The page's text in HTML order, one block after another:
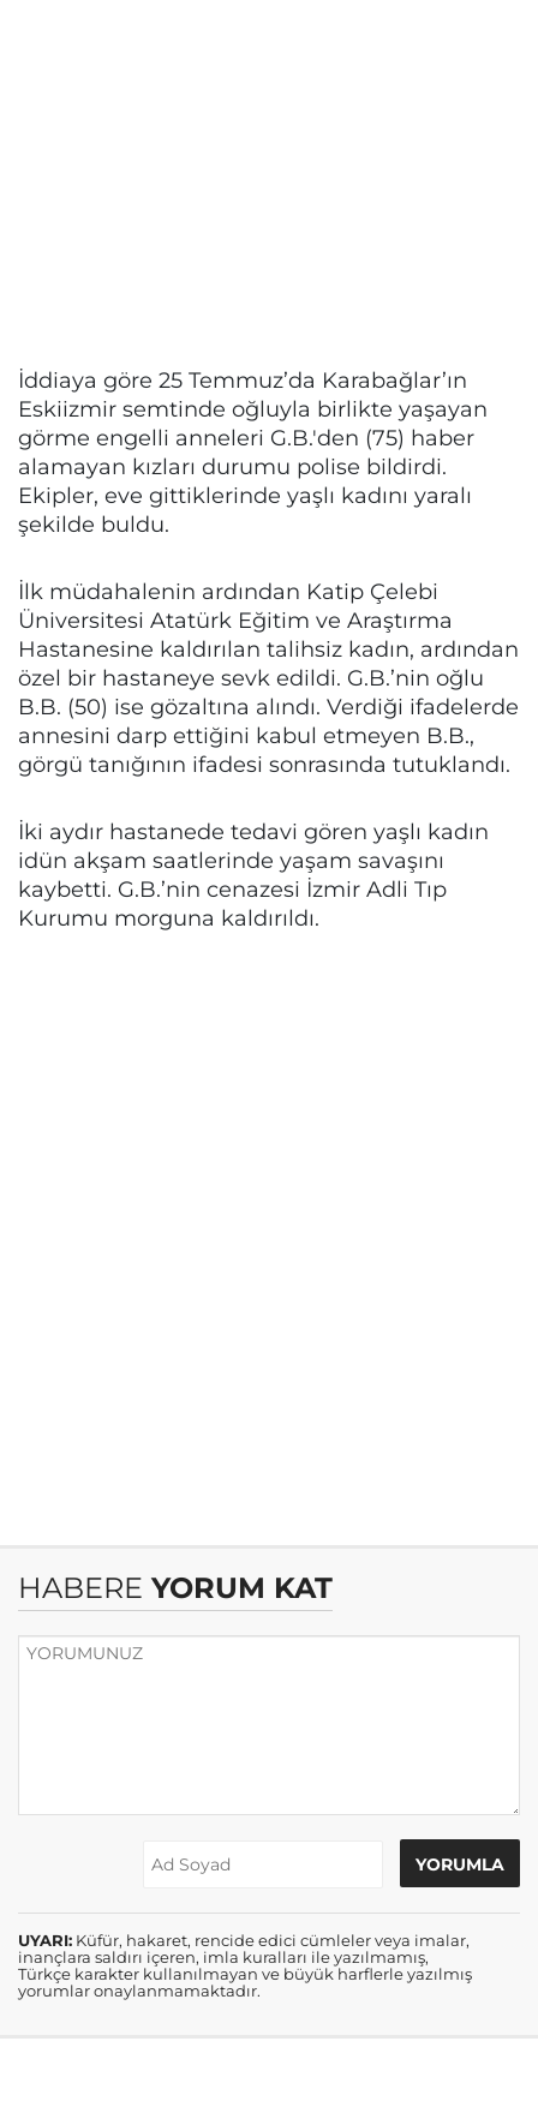
İddiaya göre 25 Temmuz’da Karabağlar’ın
Eskiizmir semtinde oğluyla birlikte yaşayan
görme engelli anneleri G.B.'den (75) haber
alamayan kızları durumu polise bildirdi.
Ekipler, eve gittiklerinde yaşlı kadını yaralı
şekilde buldu.
İlk müdahalenin ardından Katip Çelebi
Üniversitesi Atatürk Eğitim ve Araştırma
Hastanesine kaldırılan talihsiz kadın, ardından
özel bir hastaneye sevk edildi. G.B.’nin oğlu
B.B. (50) ise gözaltına alındı. Verdiği ifadelerde
annesini darp ettiğini kabul etmeyen B.B.,
görgü tanığının ifadesi sonrasında tutuklandı.
İki aydır hastanede tedavi gören yaşlı kadın
idün akşam saatlerinde yaşam savaşını
kaybetti. G.B.’nin cenazesi İzmir Adli Tıp
Kurumu morguna kaldırıldı.
HABERE YORUM KAT
UYARI: Küfür, hakaret, rencide edici cümleler veya imalar,
inançlara saldırı içeren, imla kuralları ile yazılmamış,
Türkçe karakter kullanılmayan ve büyük harflerle yazılmış
yorumlar onaylanmamaktadır.